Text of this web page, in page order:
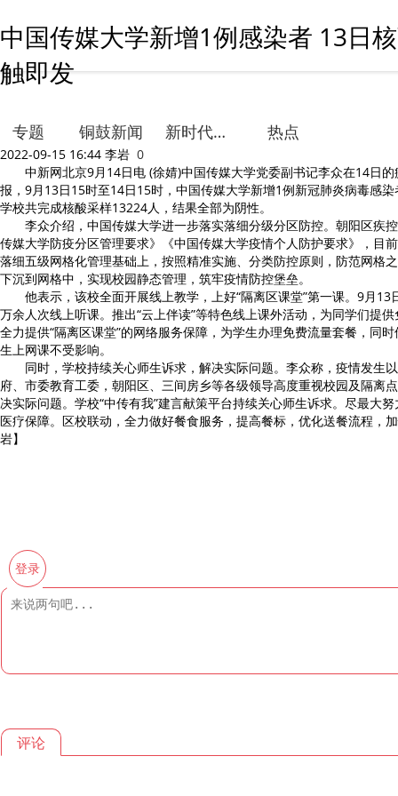
中国传媒大学新增1例感染者 13日
触即发
专题 铜鼓新闻 新时代文明实践 热点
2022-09-15 16:44 李岩 0
中新网北京9月14日电 (徐婧)中国传媒大学党委副书记李众在14日的
报，9月13日15时至14日15时，中国传媒大学新增1例新冠肺炎病毒感
学校共完成核酸采样13224人，结果全部为阴性。
李众介绍，中国传媒大学进一步落实落细分级分区防控。朝阳区疾
传媒大学防疫分区管理要求》《中国传媒大学疫情个人防护要求》，目
落细五级网格化管理基础上，按照精准实施、分类防控原则，防范网格
下沉到网格中，实现校园静态管理，筑牢疫情防控堡垒。
他表示，该校全面开展线上教学，上好“隔离区课堂”第一课。9月13
万余人次线上听课。推出“云上伴读”等特色线上课外活动，为同学们提
全力提供“隔离区课堂”的网络服务保障，为学生办理免费流量套餐，同
生上网课不受影响。
同时，学校持续关心师生诉求，解决实际问题。李众称，疫情发生
府、市委教育工委，朝阳区、三间房乡等各级领导高度重视校园及隔离
决实际问题。学校“中传有我”建言献策平台持续关心师生诉求。尽最大
医疗保障。区校联动，全力做好餐食服务，提高餐标，优化送餐流程，
岩】
登录
评论